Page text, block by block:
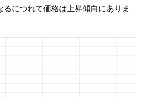
につれて価格は上昇傾向にありま